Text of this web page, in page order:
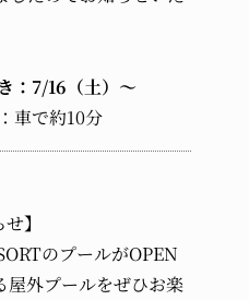
：7/16（土）～
車で約10分
】
のプールがOPEN
屋外プールをぜひお楽